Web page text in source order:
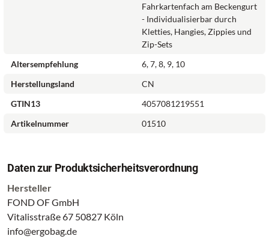
Fahrkartenfach am Beckengurt
- Individualisierbar durch
Kletties, Hangies, Zippies und
Zip-Sets
Altersempfehlung
6, 7, 8, 9, 10
Herstellungsland
CN
GTIN13
4057081219551
Artikelnummer
01510
Daten zur Produktsicherheitsverordnung
Hersteller
FOND OF GmbH
Vitalisstraße 67 50827 Köln
info@ergobag.de